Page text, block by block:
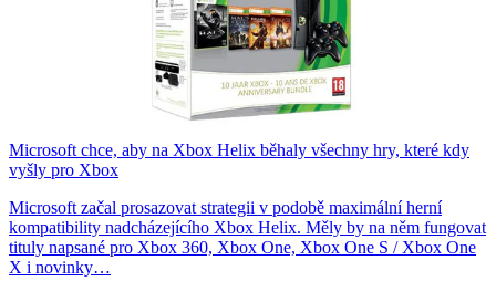
Microsoft chce, aby na Xbox Helix běhaly všechny hry, které kdy
vyšly pro Xbox
Microsoft začal prosazovat strategii v podobě maximální herní
kompatibility nadcházejícího Xbox Helix. Měly by na něm fungovat
tituly napsané pro Xbox 360, Xbox One, Xbox One S / Xbox One
X i novinky…